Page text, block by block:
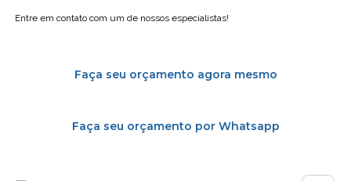
Entre em contato com um de nossos especialistas!
Faça seu orçamento agora mesmo
Faça seu orçamento por Whatsapp